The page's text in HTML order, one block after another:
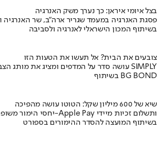
בצל איומי איראן: כך נערך משק האנרגיה
פסגת האנרגיה במעמד שגריר ארה"ב, שר האנרגיה
בשיתוף המכון הישראלי לאנרגיה ולסביבה
צובעים את הבית? אל תעשו את הטעות הזו
מומחה BG BOND עושה סדר על המדפים ומציג את מותג הצבע SIMPLY
בשיתוף BG BOND
שיא של 600 מיליון שקל: הטוטו עושה מהפיכה
יחסי הימור משופרים, הפקדות ב-Apple Pay ותשלום זכיות מיידי
בשיתוף המועצה להסדר ההימורים בספורט